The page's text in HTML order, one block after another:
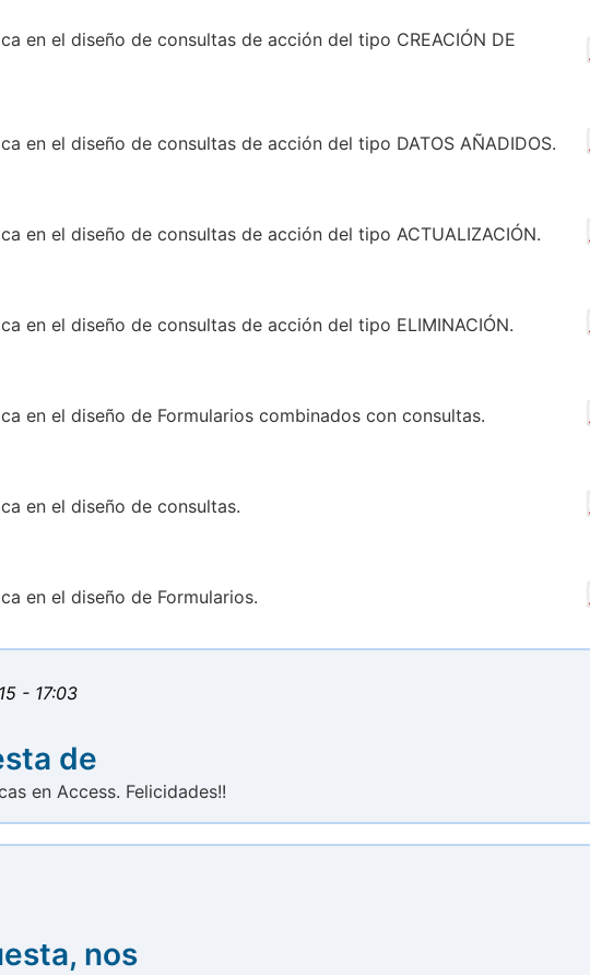
en el diseño de consultas de acción del tipo CREACIÓN DE
en el diseño de consultas de acción del tipo DATOS AÑADIDOS.
en el diseño de consultas de acción del tipo ACTUALIZACIÓN.
en el diseño de consultas de acción del tipo ELIMINACIÓN.
en el diseño de Formularios combinados con consultas.
en el diseño de consultas.
en el diseño de Formularios.
- 17:03
de
en Access. Felicidades!!
nos